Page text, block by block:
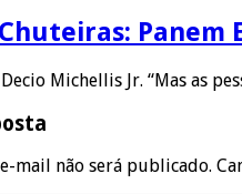
Panem
Michellis Jr. “Mas as
mail não será publicado.